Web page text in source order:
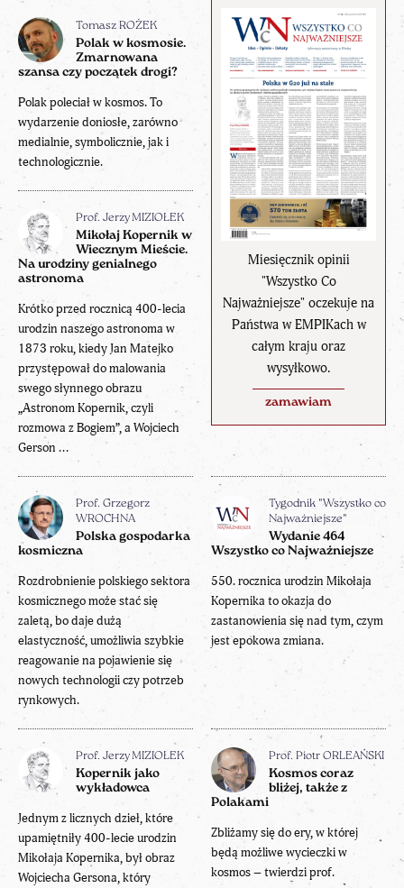
Miesięcznik opinii
"Wszystko Co
Najważniejsze" oczekuje na
Państwa w EMPIKach w
całym kraju oraz
wysyłkowo.
zamawiam
Tomasz ROŻEK
Polak w kosmosie.
Zmarnowana
szansa czy początek drogi?
Polak poleciał w kosmos. To
wydarzenie doniosłe, zarówno
medialnie, symbolicznie, jak i
technologicznie.
Prof. Jerzy MIZIOŁEK
Mikołaj Kopernik w
Wiecznym Mieście.
Na urodziny genialnego
astronoma
Krótko przed rocznicą 400-lecia
urodzin naszego astronoma w
1873 roku, kiedy Jan Matejko
przystępował do malowania
swego słynnego obrazu
„Astronom Kopernik, czyli
rozmowa z Bogiem”, a Wojciech
Gerson ...
Prof. Grzegorz
WROCHNA
Polska gospodarka
kosmiczna
Rozdrobnienie polskiego sektora
kosmicznego może stać się
zaletą, bo daje dużą
elastyczność, umożliwia szybkie
reagowanie na pojawienie się
nowych technologii czy potrzeb
rynkowych.
Tygodnik "Wszystko co
Najważniejsze"
Wydanie 464
Wszystko co Najważniejsze
550. rocznica urodzin Mikołaja
Kopernika to okazja do
zastanowienia się nad tym, czym
jest epokowa zmiana.
Prof. Jerzy MIZIOŁEK
Kopernik jako
wykładowca
Jednym z licznych dzieł, które
upamiętniły 400-lecie urodzin
Mikołaja Kopernika, był obraz
Wojciecha Gersona, który
Prof. Piotr ORLEAŃSKI
Kosmos coraz
bliżej, także z
Polakami
Zbliżamy się do ery, w której
będą możliwe wycieczki w
kosmos – twierdzi prof.